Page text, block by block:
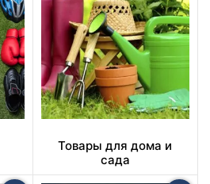
Товары для дома и
сада